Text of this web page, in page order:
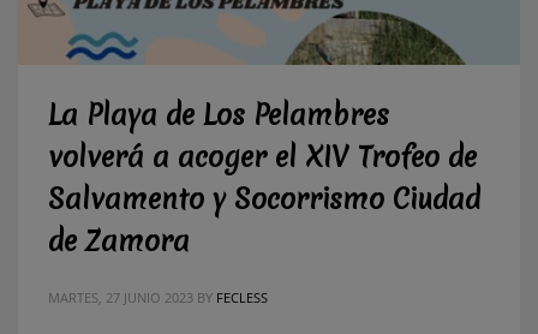
La Playa de Los Pelambres
volverá a acoger el XIV Trofeo de
Salvamento y Socorrismo Ciudad
de Zamora
MARTES, 27 JUNIO 2023 BY FECLESS